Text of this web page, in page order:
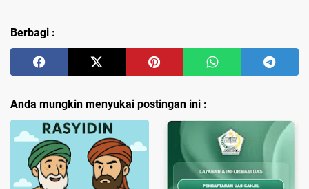
Berbagi :
Anda mungkin menyukai postingan ini :